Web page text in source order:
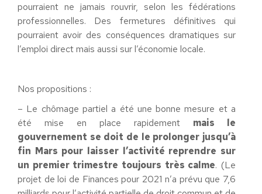
pourraient ne jamais rouvrir, selon les fédérations
professionnelles. Des fermetures définitives qui
pourraient avoir des conséquences dramatiques sur
l’emploi direct mais aussi sur l’économie locale.
Nos propositions :
– Le chômage partiel a été une bonne mesure et a
été mise en place rapidement mais le
gouvernement se doit de le prolonger jusqu’à
fin Mars pour laisser l’activité reprendre sur
un premier trimestre toujours très calme. (Le
projet de loi de Finances pour 2021 n’a prévu que 7,6